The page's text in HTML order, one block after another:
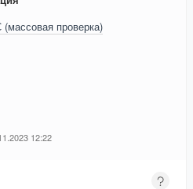
проверка)
12:22